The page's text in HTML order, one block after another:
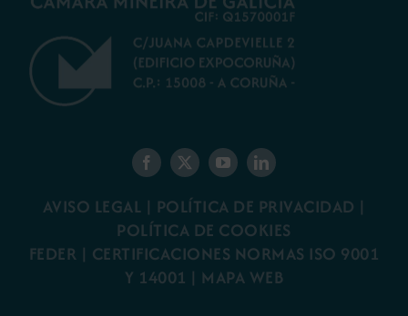
AVISO LEGAL | POLÍTICA DE PRIVACIDAD |
POLÍTICA DE COOKIES
FEDER | CERTIFICACIONES NORMAS ISO 9001
Y 14001 | MAPA WEB